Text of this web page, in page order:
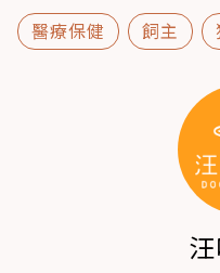
醫療保健 飼主